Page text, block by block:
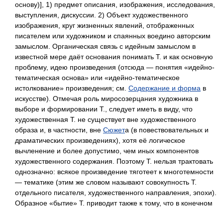
основу)], 1) предмет описания, изображения, исследования,
выступления, дискуссии. 2) Объект художественного
изображения, круг жизненных явлений, отображенных
писателем или художником и спаянных воедино авторским
замыслом. Органическая связь с идейным замыслом в
известной мере даёт основания понимать Т. и как основную
проблему, идею произведения (отсюда — понятия «идейно-
тематическая основа» или «идейно-тематическое
истолкование» произведения; см. Содержание и форма в
искусстве). Отмечая роль миросозерцания художника в
выборе и формировании Т., следует иметь в виду, что
художественная Т. не существует вне художественного
образа и, в частности, вне Сюжета (в повествовательных и
драматических произведениях), хотя её логическое
вычленение и более допустимо, чем иных компонентов
художественного содержания. Поэтому Т. нельзя трактовать
однозначно: всякое произведение тяготеет к многотемности
— тематике (этим же словом называют совокупность Т.
отдельного писателя, художественного направления, эпохи).
Образное «бытие» Т. приводит также к тому, что в конечном